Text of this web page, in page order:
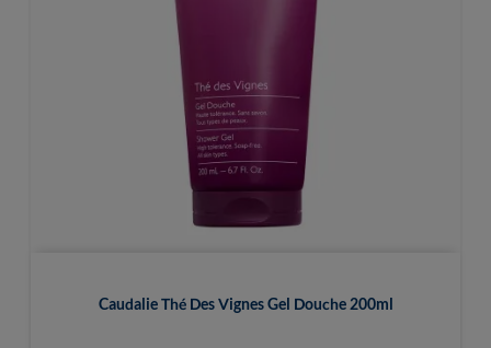
Caudalie Thé Des Vignes Gel Douche 200ml